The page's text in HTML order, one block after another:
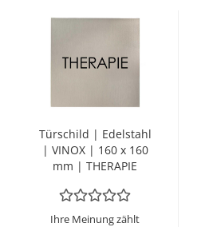
Tür­schild | Edel­stahl
| VINOX | 160 x 160
mm | THE­RA­PIE
Ihre Meinung zählt